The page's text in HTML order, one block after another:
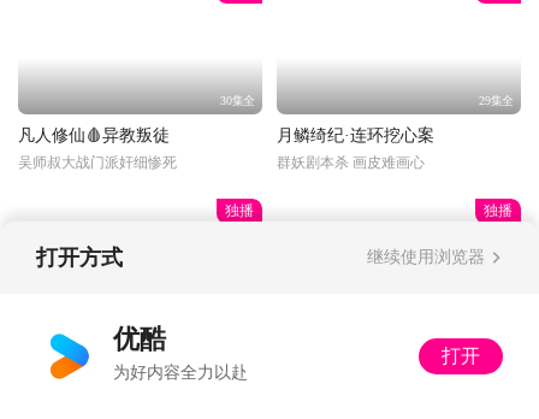
30集全
凡人修仙🩸异教叛徒
吴师叔大战门派奸细惨死
29集全
月鳞绮纪·连环挖心案
群妖剧本杀 画皮难画心
独播
光阴之外🔥杀神筑基
许青法窍全开双灵海筑基！
独播
以法之名·饭局被做局
打开方式 继续使用浏览器
优酷
为好内容全力以赴
打开